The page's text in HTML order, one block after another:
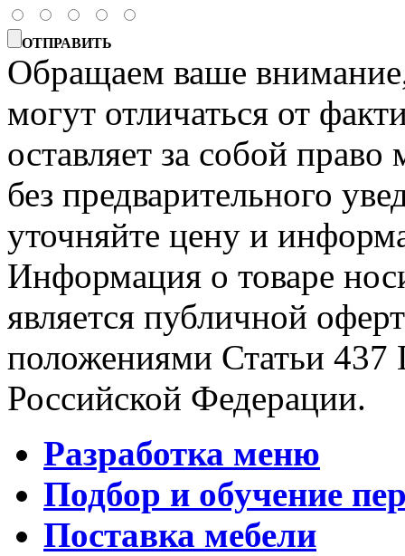
ОТПРАВИТЬ
Обращаем ваше
могут отличаться от
оставляет за собой право
без предварительного
уточняйте цену и
Информация о товаре
является публичной
положениями Статьи 437
Российской Федерации.
Разработка меню
Подбор и обучение
Поставка мебели